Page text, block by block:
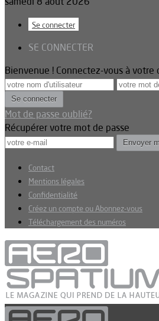
Se connecter
SE CONNECTER
Bienvenue ! Connectez-vous à votre
Mot de passe oublié?
Récupérer votre mot de passe
Contact
Mentions légales
Confidentialité
Créez un compte ou Abonnez-vous
Téléchargement des numéros